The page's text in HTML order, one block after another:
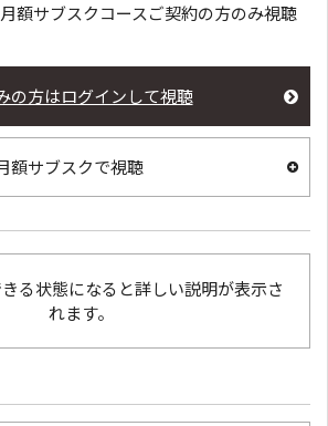
額サブスクコースご契約の方のみ視聴
の方はログインして視聴
額サブスクで視聴
る状態になると詳しい説明が表示さ
れます。